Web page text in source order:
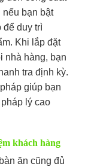
nếu bạn bật
để duy trì
Khi lắp đặt
nhà hàng, bạn
tra định kỳ.
giúp bạn
lý cao
khách hàng
ăn cũng đủ